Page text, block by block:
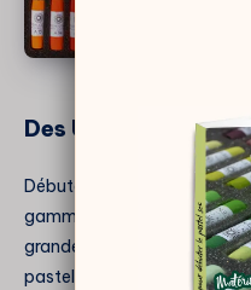
Des Unison pour
Débuter dans l’art du
gamme semble risqué. Le
grandement, et clairement,
pastels coûteux. Ce ne sont